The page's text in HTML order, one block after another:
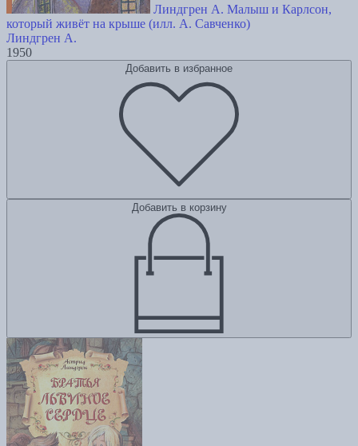
Линдгрен А. Малыш и Карлсон,
который живёт на крыше (илл. А. Савченко)
Линдгрен А.
1950
Добавить в избранное
Добавить в корзину